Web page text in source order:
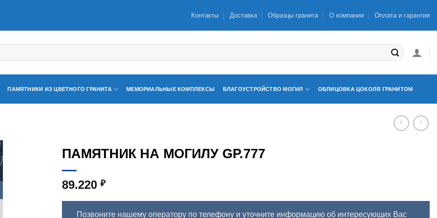
Контакты Доставка Образцы гранита О компании Оплата и гарантии
ПАМЯТНИКИ ИЗ ЦВЕТНОГО ГРАНИТА МЕМОРИАЛЬНЫЕ КОМПЛЕКСЫ БЛАГОУСТРОЙСТВО МОГИЛ ОБЛИЦОВКА ЦОКОЛЯ ГРАНИТОМ
ПАМЯТНИК НА МОГИЛУ GP.777
89.220 ₽
Позвоните нашему оператору по телефону и уточните информацию об интересующих Вас